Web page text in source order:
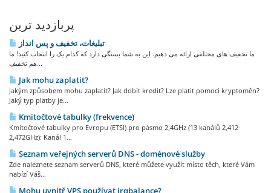
پربازدید ترین
تبلیغات، تخفیف و پس انداز
ما تخفیف های مختلفی ارائه می دهیم. این به شما بستگی دارد که کدام یک را انتخاب کنید! ما
هم تخفیف...
Jak mohu zaplatit?
Jakým způsobem mohu zaplatit? Jak dobít kredit? Lze platit pomocí kryptoměn?
Jaký typ platby je...
Kmitočtové tabulky (frekvence)
Kmitočtové tabulky pro Evropu (ETSI) pro pásmo 2,4GHz (13 kanálů 2,412-
2,472GHz): Kanál 1...
Seznam veřejných serverů DNS - doménové služby
Zde naleznete seznam serverů DNS, které můžete využít místo těch, které Vám
nabízí Váš...
Mohu uvnitř VPS používat irqbalance?